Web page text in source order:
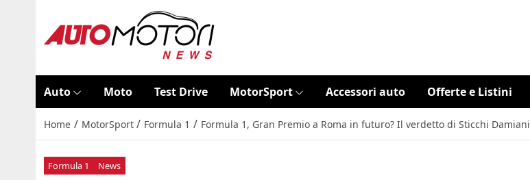
Auto Moto Test Drive MotorSport Accessori auto Offerte e Listini
Home / MotorSport / Formula 1 / Formula 1, Gran Premio a Roma in futuro? Il verdetto di Sticchi Damiani
Formula 1 News